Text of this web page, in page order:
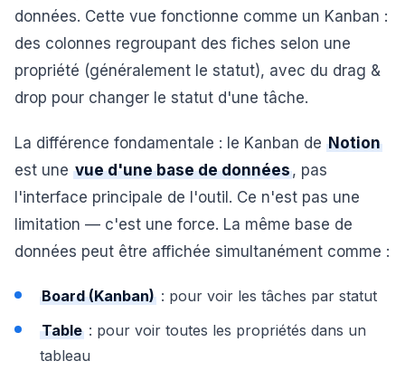
données. Cette vue fonctionne comme un Kanban :
des colonnes regroupant des fiches selon une
propriété (généralement le statut), avec du drag &
drop pour changer le statut d'une tâche.
La différence fondamentale : le Kanban de Notion
est une vue d'une base de données, pas
l'interface principale de l'outil. Ce n'est pas une
limitation — c'est une force. La même base de
données peut être affichée simultanément comme :
Board (Kanban) : pour voir les tâches par statut
Table : pour voir toutes les propriétés dans un
tableau